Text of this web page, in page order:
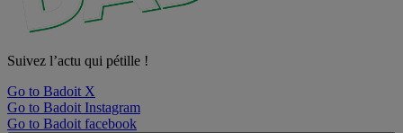
Suivez l’actu qui pétille !
Go to Badoit X
Go to Badoit Instagram
Go to Badoit facebook